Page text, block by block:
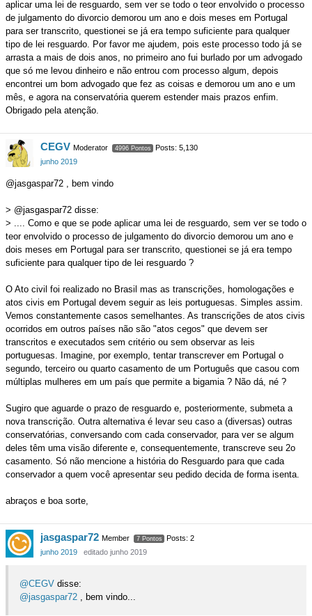
aplicar uma lei de resguardo, sem ver se todo o teor envolvido o processo
de julgamento do divorcio demorou um ano e dois meses em Portugal
para ser transcrito, questionei se já era tempo suficiente para qualquer
tipo de lei resguardo. Por favor me ajudem, pois este processo todo já se
arrasta a mais de dois anos, no primeiro ano fui burlado por um advogado
que só me levou dinheiro e não entrou com processo algum, depois
encontrei um bom advogado que fez as coisas e demorou um ano e um
mês, e agora na conservatória querem estender mais prazos enfim.
Obrigado pela atenção.
CEGV Moderator 4996 Pontos
Posts: 5,130
junho 2019
@jasgaspar72 , bem vindo
> @jasgaspar72 disse:
> .... Como e que se pode aplicar uma lei de resguardo, sem ver se todo o
teor envolvido o processo de julgamento do divorcio demorou um ano e
dois meses em Portugal para ser transcrito, questionei se já era tempo
suficiente para qualquer tipo de lei resguardo ?
O Ato civil foi realizado no Brasil mas as transcrições, homologações e
atos civis em Portugal devem seguir as leis portuguesas. Simples assim.
Vemos constantemente casos semelhantes. As transcrições de atos civis
ocorridos em outros países não são "atos cegos" que devem ser
transcritos e executados sem critério ou sem observar as leis
portuguesas. Imagine, por exemplo, tentar transcrever em Portugal o
segundo, terceiro ou quarto casamento de um Português que casou com
múltiplas mulheres em um país que permite a bigamia ? Não dá, né ?
Sugiro que aguarde o prazo de resguardo e, posteriormente, submeta a
nova transcrição. Outra alternativa é levar seu caso a (diversas) outras
conservatórias, conversando com cada conservador, para ver se algum
deles têm uma visão diferente e, consequentemente, transcreve seu 2o
casamento. Só não mencione a história do Resguardo para que cada
conservador a quem você apresentar seu pedido decida de forma isenta.
abraços e boa sorte,
jasgaspar72 Member 7 Pontos
Posts: 2
junho 2019
editado junho 2019
@CEGV disse:
@jasgaspar72 , bem vindo...